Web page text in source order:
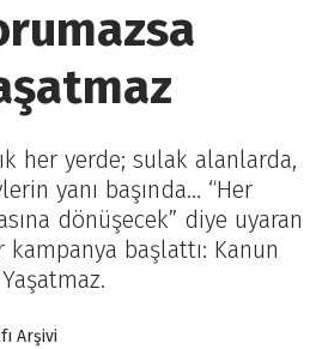
her yerde; sulak alanlarda,
yanı başında… “Her
dönüşecek” diye uyaran
kampanya başlattı: Kanun
Arşivi